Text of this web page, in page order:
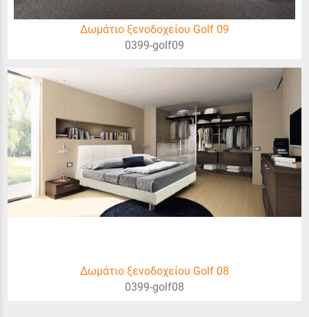
Δωμάτιο ξενοδοχείου Golf 09
0399-golf09
Δωμάτιο ξενοδοχείου Golf 08
0399-golf08